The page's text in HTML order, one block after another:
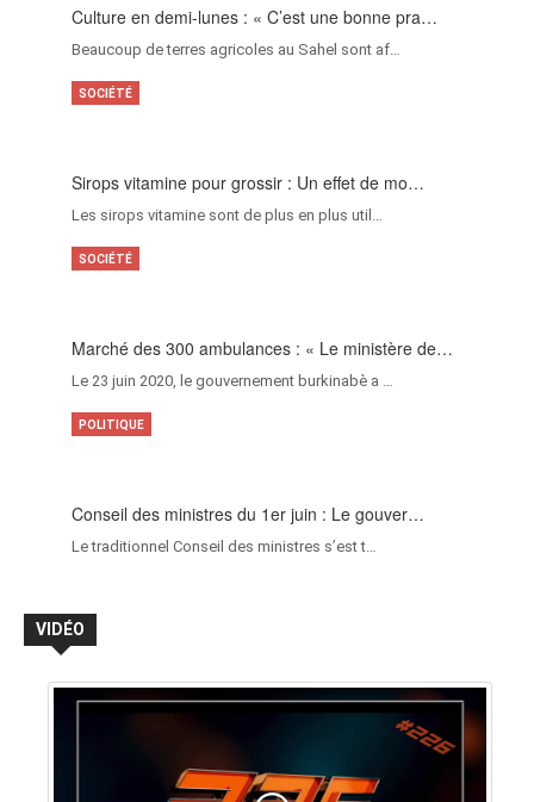
Culture en demi-lunes : « C’est une bonne pra…
Beaucoup de terres agricoles au Sahel sont af…
Sirops vitamine pour grossir : Un effet de mo…
Les sirops vitamine sont de plus en plus util…
SOCIÉTÉ
Marché des 300 ambulances : « Le ministère de…
Le 23 juin 2020, le gouvernement burkinabè a …
SOCIÉTÉ
Conseil des ministres du 1er juin : Le gouver…
Le traditionnel Conseil des ministres s’est t…
POLITIQUE
VIDÉO